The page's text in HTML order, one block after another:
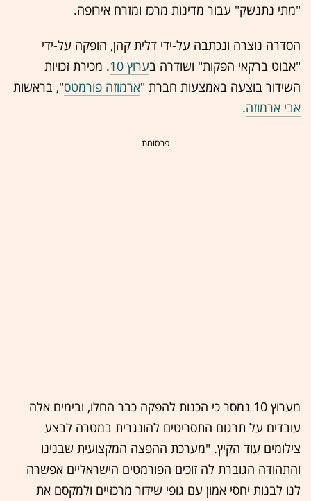
"מתי נתנשק" עבור מדינות מרכז ומזרח אירופה.
הסדרה נוצרה ונכתבה על-ידי דלית קהן, הופקה על-ידי
"אבוט ברקאי הפקות" ושודרה בערוץ 10 . מכירת זכויות
השידור בוצעה באמצעות חברת "ארמוזה פורמטס", בראשות
אבי ארמוזה.
- פרסומת -
מערוץ 10 נמסר כי הכנות להפקה כבר החלו, ובימים אלה
עובדים על תרגום התסריטים להונגרית במטרה לבצע
צילומים עוד הקיץ. "מערכת ההפצה המקצועית שבנינו
והתהודה הגוברת לה זוכים הפורמטים הישראליים אפשרה
לנו לבנות יחסי אמון עם גופי שידור מרכזיים ולמקסם את